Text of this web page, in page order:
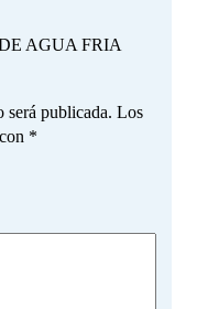
AGUA FRIA
será publicada. Los
*